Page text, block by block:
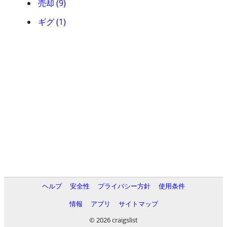
売却 (9)
ギグ (1)
ヘルプ 安全性 プライバシー方針
使用条件
情報
アプリ
サイトマップ
© 2026 craigslist